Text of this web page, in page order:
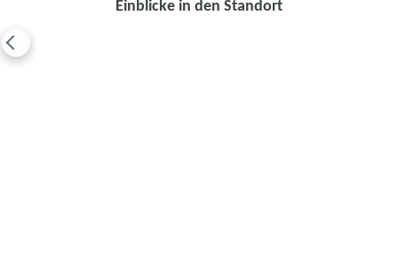
Einblicke in den Standort